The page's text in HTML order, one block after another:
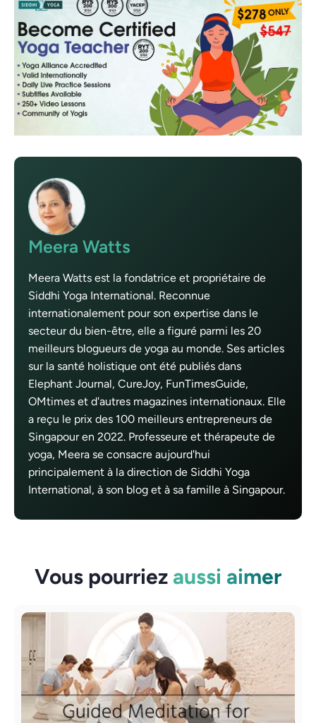
Meera Watts
Meera Watts est la fondatrice et propriétaire de
Siddhi Yoga International. Reconnue
internationalement pour son expertise dans le
secteur du bien-être, elle a figuré parmi les 20
meilleurs blogueurs de yoga au monde. Ses articles
sur la santé holistique ont été publiés dans
Elephant Journal, CureJoy, FunTimesGuide,
OMtimes et d'autres magazines internationaux. Elle
a reçu le prix des 100 meilleurs entrepreneurs de
Singapour en 2022. Professeure et thérapeute de
yoga, Meera se consacre aujourd'hui
principalement à la direction de Siddhi Yoga
International, à son blog et à sa famille à Singapour.
Vous pourriez aussi aimer